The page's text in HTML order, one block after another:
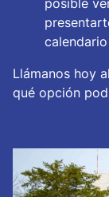
posible
Llámanos hoy
qué opción